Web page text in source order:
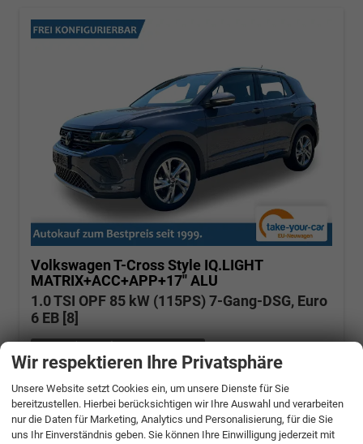
Volkswagen T-CrossStyle IQ.LIGHT
MATRIX+ACC+APP+17'' ALU
1.0 TSI OPF 85 kW (115PS) 7-Gang-DSG, Euro
6 EB [8]
unverbindliche Lieferzeit: ca. 4-5 Monate
Neuwagen
5,80 l/100km
CO2-Klasse:
D
CO 2-Emissionen: 133,00 g/km
Wir respektieren Ihre Privatsphäre
Unsere Website setzt Cookies ein, um unsere Dienste für Sie
bereitzustellen. Hierbei berücksichtigen wir Ihre Auswahl und verarbeiten
nur die Daten für Marketing, Analytics und Personalisierung, für die Sie
uns Ihr Einverständnis geben. Sie können Ihre Einwilligung jederzeit mit